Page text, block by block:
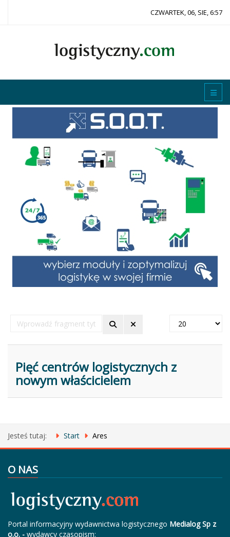
CZWARTEK, 06, SIE, 6:57
Wprowadź
fragment
Pokaż
Pięć centrów logistycznych z
nowym właścicielem
Jesteś tutaj: Start Ares
O NAS
Portal informacyjny wydawnictwa logistycznego Medialog Sp z
o.o. - wydawcy czasopism: